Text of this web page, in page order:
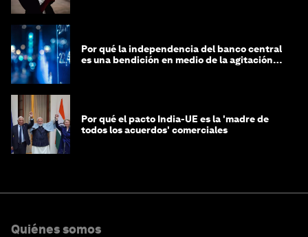
Por qué la independencia del banco central
es una bendición en medio de la agitación
Por qué el pacto India-UE es la 'madre de
todos los acuerdos' comerciales
Quiénes somos